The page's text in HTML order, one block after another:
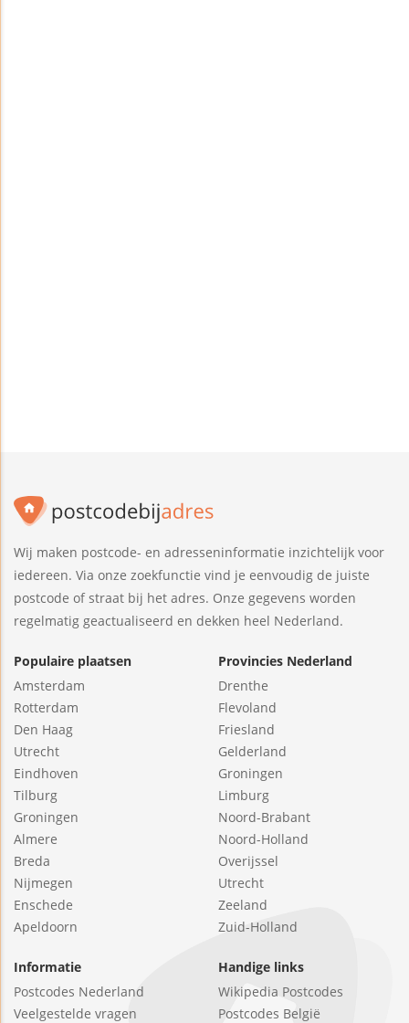
Wij maken postcode- en adresseninformatie inzichtelijk voor
iedereen. Via onze zoekfunctie vind je eenvoudig de juiste
postcode of straat bij het adres. Onze gegevens worden
regelmatig geactualiseerd en dekken heel Nederland.
Populaire plaatsen
Amsterdam
Rotterdam
Den Haag
Utrecht
Eindhoven
Tilburg
Groningen
Almere
Breda
Nijmegen
Enschede
Apeldoorn
Provincies Nederland
Drenthe
Flevoland
Friesland
Gelderland
Groningen
Limburg
Noord-Brabant
Noord-Holland
Overijssel
Utrecht
Zeeland
Zuid-Holland
Informatie
Postcodes Nederland
Veelgestelde vragen
Handige links
Wikipedia Postcodes
Postcodes België